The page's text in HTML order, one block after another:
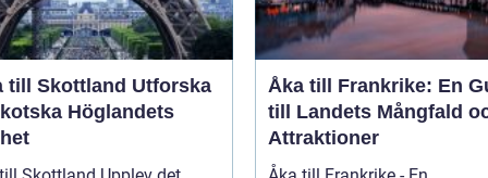
Skottland Utforska
Höglandets
Åka till Frankrike: En
till Landets Mångfald
Attraktioner